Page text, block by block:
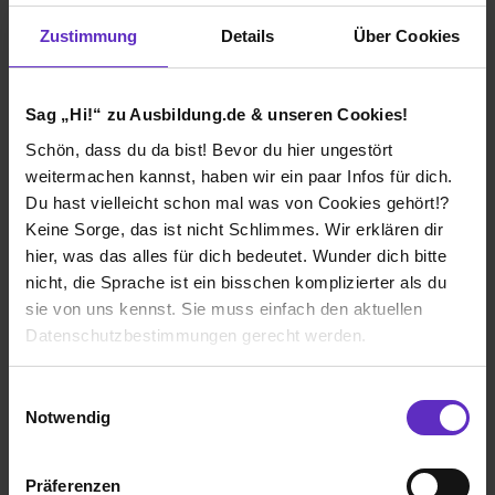
Zustimmung Details Über Cookies
Sag „Hi!“ zu Ausbildung.de & unseren Cookies!
Schön, dass du da bist! Bevor du hier ungestört
weitermachen kannst, haben wir ein paar Infos für dich.
Du hast vielleicht schon mal was von Cookies gehört!?
Keine Sorge, das ist nicht Schlimmes. Wir erklären dir
hier, was das alles für dich bedeutet. Wunder dich bitte
nicht, die Sprache ist ein bisschen komplizierter als du
sie von uns kennst. Sie muss einfach den aktuellen
Datenschutzbestimmungen gerecht werden.
Notwendig
Präferenzen
Nadine Wieneke
Sozialversicherungsfachangestellte/r
Interview lesen